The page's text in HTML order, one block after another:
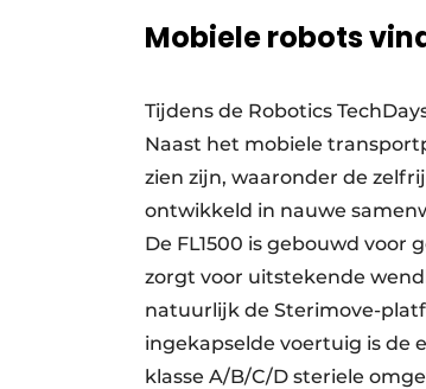
Mobiele robots
Tijdens de Robotics
Naast het mobiele
zien zijn, waaronder de
ontwikkeld in nauwe
De FL1500 is gebouwd
zorgt voor uitstekende
natuurlijk de Sterimove-
ingekapselde voertuig is de
klasse A/B/C/D steriele